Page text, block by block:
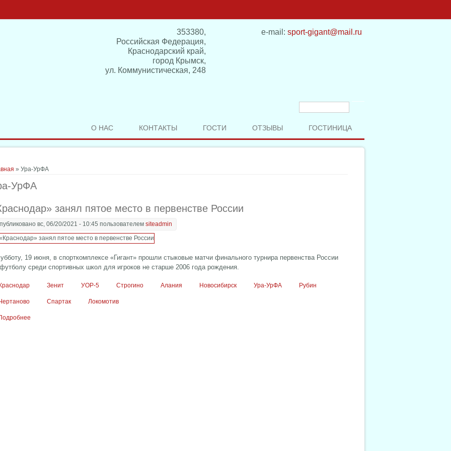
353380,
Российская Федерация,
Краснодарский край,
город Крымск,
ул. Коммунистическая, 248
e-mail: sport-gigant@mail.ru
О НАС КОНТАКТЫ ГОСТИ ОТЗЫВЫ ГОСТИНИЦА
» Ура-УрФА
УрФА
занял пятое место в первенстве России
вс, 06/20/2021 - 10:45 пользователемsiteadmin
19 июня, в спорткомплексе «Гигант» прошли стыковые матчи финального турнира первенства России
среди спортивных школ для игроков не старше 2006 года рождения.
Зенит УОР-5 Строгино Алания Новосибирск Ура-УрФА Рубин
Спартак Локомотив